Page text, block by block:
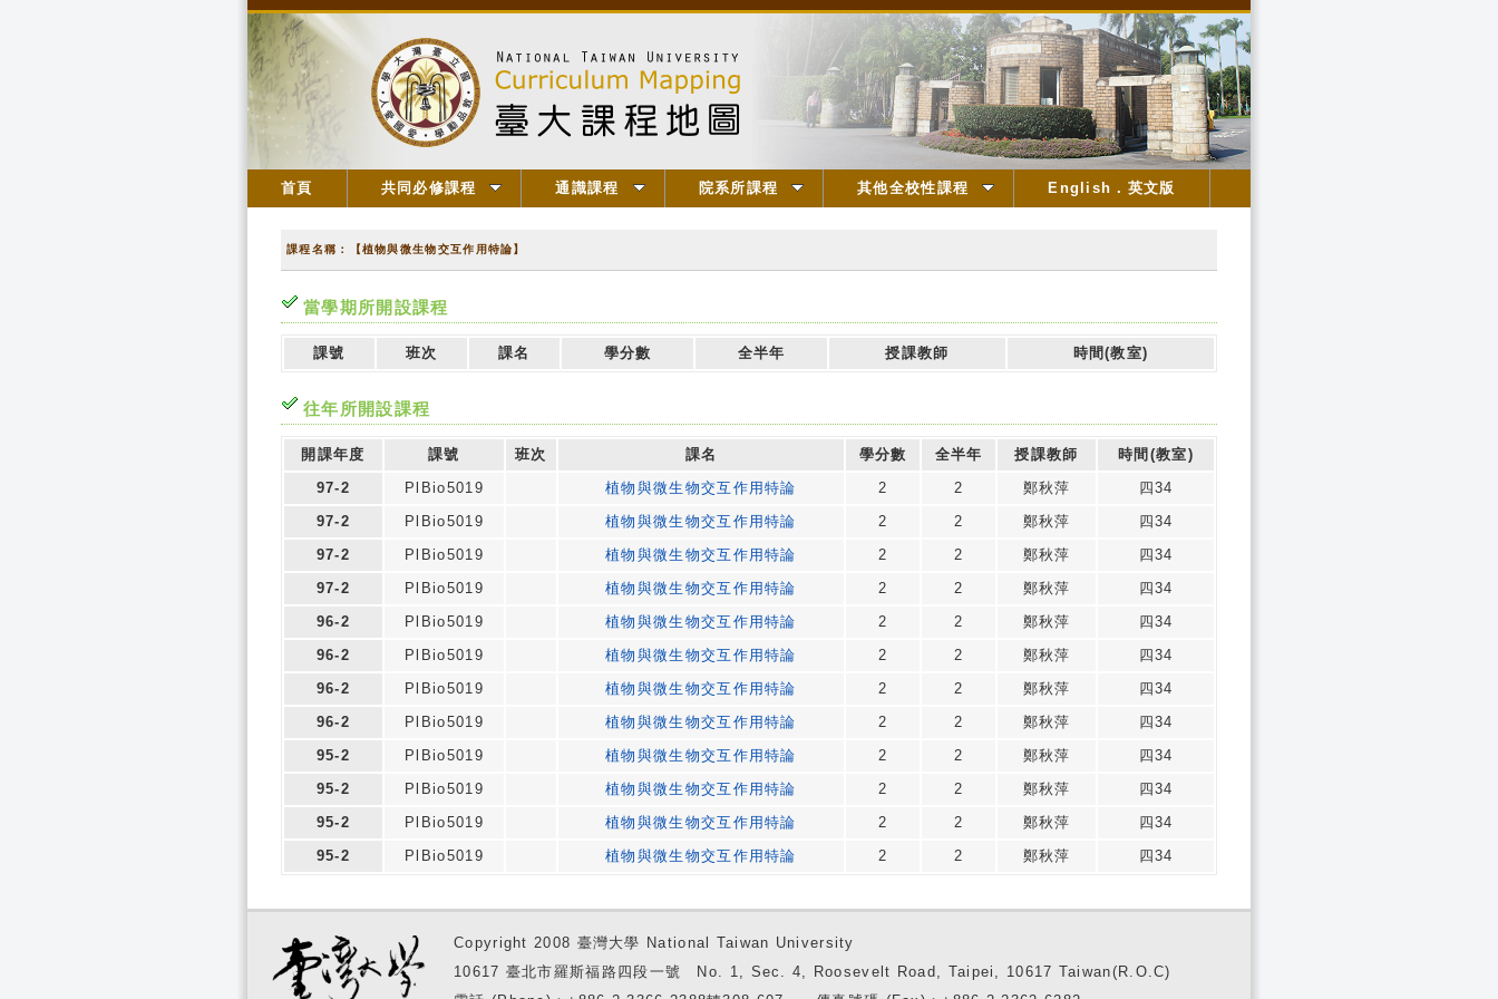
首頁 共同必修課程 通識課程 院系所課程 其他全校性課程 English．英文版
課程名稱：【植物與微生物交互作用特論】
當學期所開設課程
課號 班次 課名 學分數 全半年 授課教師 時間(教室)
往年所開設課程
開課年度 課號 班次 課名 學分數 全半年 授課教師
時間(教室)
97-2
PlBio5019 植物與微生物交互作用特論 2 2 鄭秋萍
四34
97-2
PlBio5019 植物與微生物交互作用特論 2 2 鄭秋萍
四34
97-2
PlBio5019 植物與微生物交互作用特論 2 2 鄭秋萍
四34
97-2
PlBio5019 植物與微生物交互作用特論 2 2 鄭秋萍
四34
96-2
PlBio5019 植物與微生物交互作用特論 2 2 鄭秋萍
四34
96-2
PlBio5019 植物與微生物交互作用特論 2 2 鄭秋萍
四34
96-2
PlBio5019 植物與微生物交互作用特論 2 2 鄭秋萍
四34
96-2
PlBio5019 植物與微生物交互作用特論 2 2 鄭秋萍
四34
95-2
PlBio5019 植物與微生物交互作用特論 2 2 鄭秋萍
四34
95-2
PlBio5019 植物與微生物交互作用特論 2 2 鄭秋萍
四34
95-2
PlBio5019 植物與微生物交互作用特論 2 2 鄭秋萍
四34
95-2
PlBio5019 植物與微生物交互作用特論 2 2 鄭秋萍 四34
Copyright 2008 臺灣大學 National Taiwan University
10617 臺北市羅斯福路四段一號 No. 1, Sec. 4, Roosevelt Road, Taipei, 10617 Taiwan(R.O.C)